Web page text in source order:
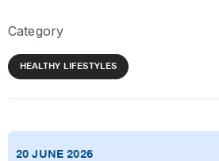
Category
HEALTHY LIFESTYLES
20 JUNE 2026